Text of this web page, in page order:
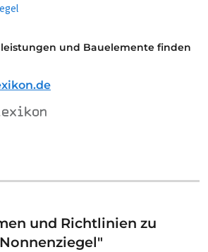
und Bauelemente finden
und Richtlinien zu